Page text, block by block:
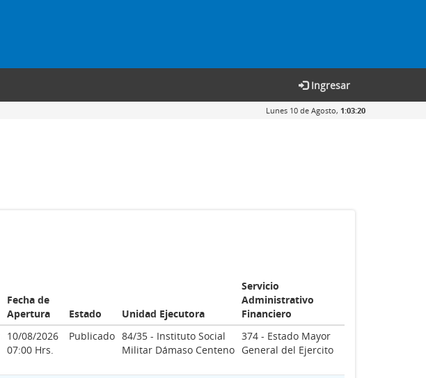
Ingresar
Lunes 10 de Agosto, 1:03:20
Fecha de
Apertura
Estado Unidad Ejecutora
Servicio
Administrativo
Financiero
10/08/2026
07:00 Hrs.
Publicado 84/35 - Instituto Social
Militar Dámaso Centeno
374 - Estado Mayor
General del Ejercito